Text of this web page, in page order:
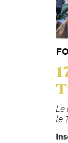
Le
le